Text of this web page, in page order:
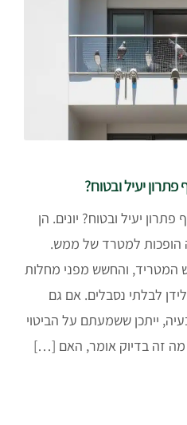
יעיל ובטוח?
יעיל ובטוח? יונים. הן
הופכות למטרד של ממש.
המטריד, והחשש מפני מחלות
לבלתי נסבלים. אם גם
ייתכן ששמעתם על הביטוי
מה זה בדיוק אומר, האם […]